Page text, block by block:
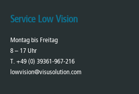
Service Low Vision
Montag bis Freitag
8 – 17 Uhr
T. +49 (0) 39361-967-216
lowvision@visusolution.com